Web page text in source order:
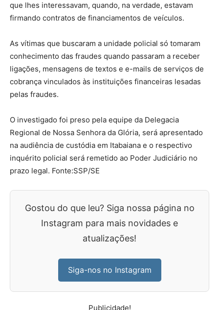
que lhes interessavam, quando, na verdade, estavam
firmando contratos de financiamentos de veículos.
As vítimas que buscaram a unidade policial só tomaram
conhecimento das fraudes quando passaram a receber
ligações, mensagens de textos e e-mails de serviços de
cobrança vinculados às instituições financeiras lesadas
pelas fraudes.
O investigado foi preso pela equipe da Delegacia
Regional de Nossa Senhora da Glória, será apresentado
na audiência de custódia em Itabaiana e o respectivo
inquérito policial será remetido ao Poder Judiciário no
prazo legal. Fonte:SSP/SE
Gostou do que leu? Siga nossa página no
Instagram para mais novidades e
atualizações!
Siga-nos no Instagram
Publicidade!